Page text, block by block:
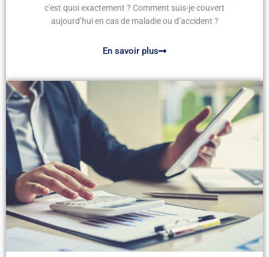
c'est quoi exactement ? Comment suis-je couvert
aujourd’hui en cas de maladie ou d’accident ?
En savoir plus